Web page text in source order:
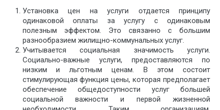
Установка цен на услуги отдается принципу
одинаковой оплаты за услугу с одинаковым
полезным эффектом. Это связанно с большим
разнообразием жилищно-коммунальных услуг.
Учитывается социальная значимость услуги.
Социально-важные услуги, предоставляются по
низким и льготным ценам. В этом состоит
стимулирующая функция цены, которая предполагает
обеспечение общедоступности услуг большей
социальной важности и первой жизненной